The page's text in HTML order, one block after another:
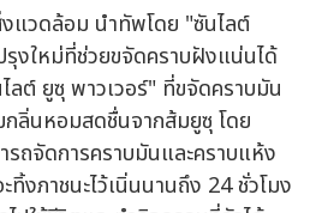
แวดล้อม นำทัพโดย "ซันไลต์
รุงใหม่ที่ช่วยขจัดคราบฝังแน่นได้
ลต์ ยูซุ พาวเวอร์" ที่ขจัดคราบมัน
กลิ่นหอมสดชื่นจากส้มยูซุ โดย
ถจัดการคราบมันและคราบแห้ง
งภาชนะไว้เนิ่นนานถึง 24 ชั่วโมง